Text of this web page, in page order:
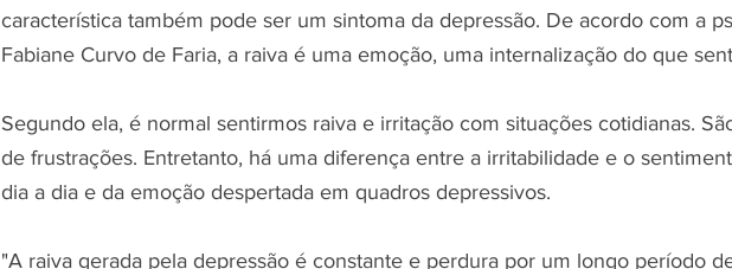
característica também pode ser um sintoma da depressão. De acordo com a
Fabiane Curvo de Faria, a raiva é uma emoção, uma internalização do que
Segundo ela, é normal sentirmos raiva e irritação com situações cotidianas.
de frustrações. Entretanto, há uma diferença entre a irritabilidade e o
dia a dia e da emoção despertada em quadros depressivos.
"A raiva gerada pela depressão é constante e perdura por um longo período